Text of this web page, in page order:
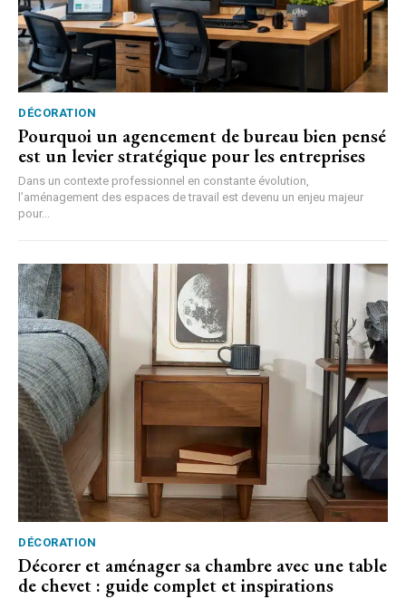
DÉCORATION
Pourquoi un agencement de bureau bien pensé
est un levier stratégique pour les entreprises
Dans un contexte professionnel en constante évolution,
l’aménagement des espaces de travail est devenu un enjeu majeur
pour...
DÉCORATION
Décorer et aménager sa chambre avec une table
de chevet : guide complet et inspirations